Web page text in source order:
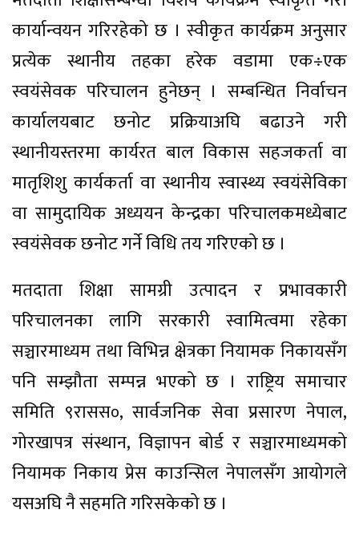
कार्यान्वयन गरिरहेको छ । स्वीकृत कार्यक्रम अनुसार
प्रत्येक स्थानीय तहका हरेक वडामा एक÷एक
स्वयंसेवक परिचालन हुनेछन् । सम्बन्धित निर्वाचन
कार्यालयबाट छनोट प्रक्रियाअघि बढाउने गरी
स्थानीयस्तरमा कार्यरत बाल विकास सहजकर्ता वा
मातृशिशु कार्यकर्ता वा स्थानीय स्वास्थ्य स्वयंसेविका
वा सामुदायिक अध्ययन केन्द्रका परिचालकमध्येबाट
स्वयंसेवक छनोट गर्ने विधि तय गरिएको छ ।
मतदाता शिक्षा सामग्री उत्पादन र प्रभावकारी
परिचालनका लागि सरकारी स्वामित्वमा रहेका
सञ्चारमाध्यम तथा विभिन्न क्षेत्रका नियामक निकायसँग
पनि सम्झौता सम्पन्न भएको छ । राष्ट्रिय समाचार
समिति ९रासस०, सार्वजनिक सेवा प्रसारण नेपाल,
गोरखापत्र संस्थान, विज्ञापन बोर्ड र सञ्चारमाध्यमको
नियामक निकाय प्रेस काउन्सिल नेपालसँग आयोगले
यसअघि नै सहमति गरिसकेको छ ।